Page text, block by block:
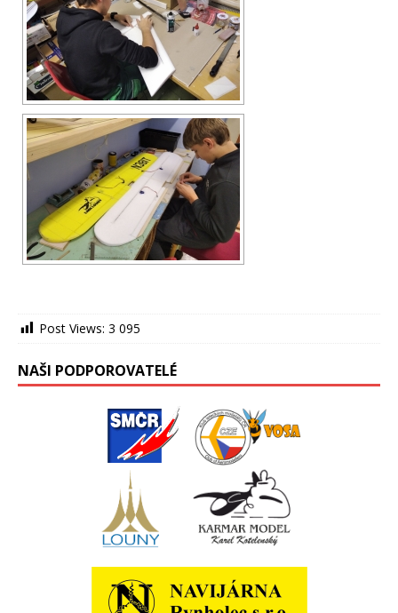
Post Views: 3 095
NAŠI PODPOROVATELÉ